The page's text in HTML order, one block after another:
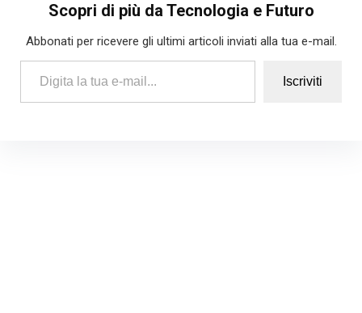
Scopri di più da Tecnologia e Futuro
Abbonati per ricevere gli ultimi articoli inviati alla tua e-mail.
Digita la tua e-mail...
Iscriviti